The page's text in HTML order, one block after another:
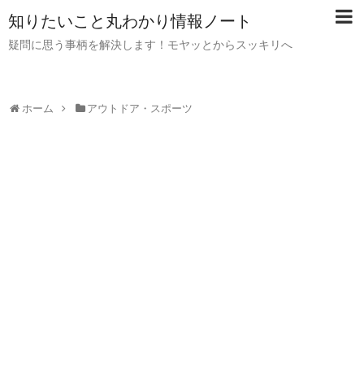
知りたいこと丸わかり情報ノート
疑問に思う事柄を解決します！モヤッとからスッキリへ
ホーム アウトドア・スポーツ